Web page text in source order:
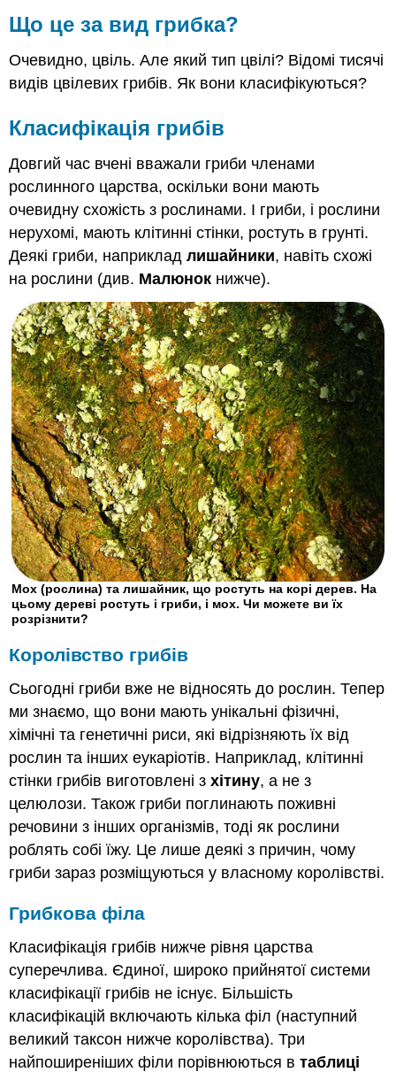
Що це за вид грибка?
Очевидно, цвіль. Але який тип цвілі? Відомі тисячі
видів цвілевих грибів. Як вони класифікуються?
Класифікація грибів
Довгий час вчені вважали гриби членами
рослинного царства, оскільки вони мають
очевидну схожість з рослинами. І гриби, і рослини
нерухомі, мають клітинні стінки, ростуть в грунті.
Деякі гриби, наприкладлишайники, навіть схожі
на рослини (див. Малюнок нижче).
Мох (рослина) та лишайник, що ростуть на корі дерев. На
цьому дереві ростуть і гриби, і мох. Чи можете ви їх
розрізнити?
Королівство грибів
Сьогодні гриби вже не відносять до рослин. Тепер
ми знаємо, що вони мають унікальні фізичні,
хімічні та генетичні риси, які відрізняють їх від
рослин та інших еукаріотів. Наприклад, клітинні
стінки грибів виготовлені зхітину, а не з
целюлози. Також гриби поглинають поживні
речовини з інших організмів, тоді як рослини
роблять собі їжу. Це лише деякі з причин, чому
гриби зараз розміщуються у власному королівстві.
Грибкова філа
Класифікація грибів нижче рівня царства
суперечлива. Єдиної, широко прийнятої системи
класифікації грибів не існує. Більшість
класифікацій включають кілька філ (наступний
великий таксон нижче королівства). Три
найпоширеніших філи порівнюються втаблиці